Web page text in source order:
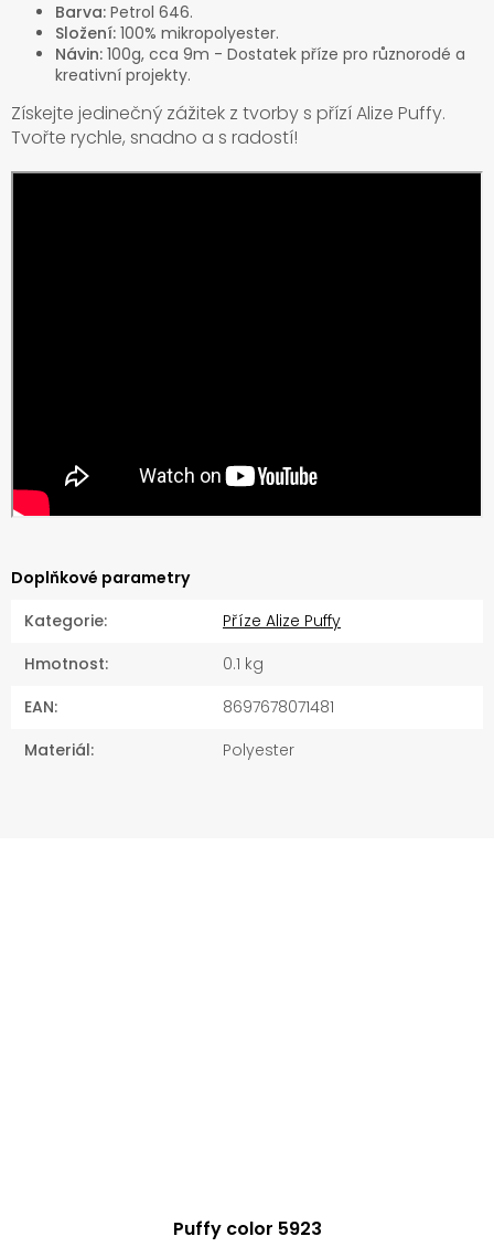
Barva: Petrol 646.
Složení: 100% mikropolyester.
Návin: 100g, cca 9m - Dostatek příze pro různorodé a
kreativní projekty.
Získejte jedinečný zážitek z tvorby s přízí Alize Puffy.
Tvořte rychle, snadno a s radostí!
Doplňkové parametry
Kategorie:
Příze Alize Puffy
Hmotnost:
0.1 kg
EAN:
8697678071481
Materiál: Polyester
Puffy color 5923